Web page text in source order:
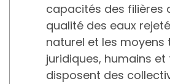
capacités des filières
qualité des eaux
naturel et les moyens
juridiques, humains
disposent des